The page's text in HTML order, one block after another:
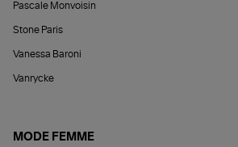
Pascale Monvoisin
Stone Paris
Vanessa Baroni
Vanrycke
MODE FEMME